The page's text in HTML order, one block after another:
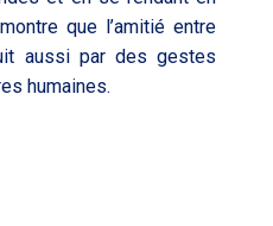
que l’amitié entre
aussi par des gestes
humaines.